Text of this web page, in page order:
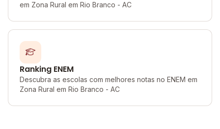
em Zona Rural em Rio Branco - AC
Ranking ENEM
Descubra as escolas com melhores notas no ENEM em
Zona Rural em Rio Branco - AC